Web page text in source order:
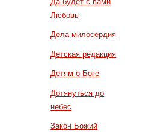
Любовь
Дела милосердия
Детская редакция
Детям о Боге
Дотянуться до
небес
Закон Божий